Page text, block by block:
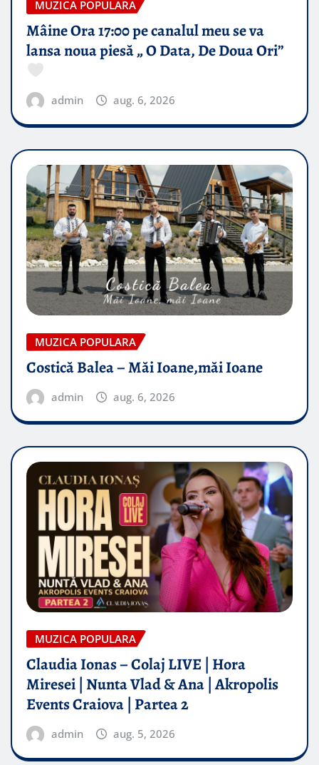
MUZICA POPULARA
Mâine Ora 17:00 pe canalul meu se va
lansa noua piesă „ O Data, De Doua Ori”
admin aug. 6, 2026
MUZICA POPULARA
Costică Balea – Măi Ioane,măi Ioane
admin aug. 6, 2026
MUZICA POPULARA
Claudia Ionas – Colaj LIVE | Hora
Miresei | Nunta Vlad & Ana | Akropolis
Events Craiova | Partea 2
admin aug. 5, 2026